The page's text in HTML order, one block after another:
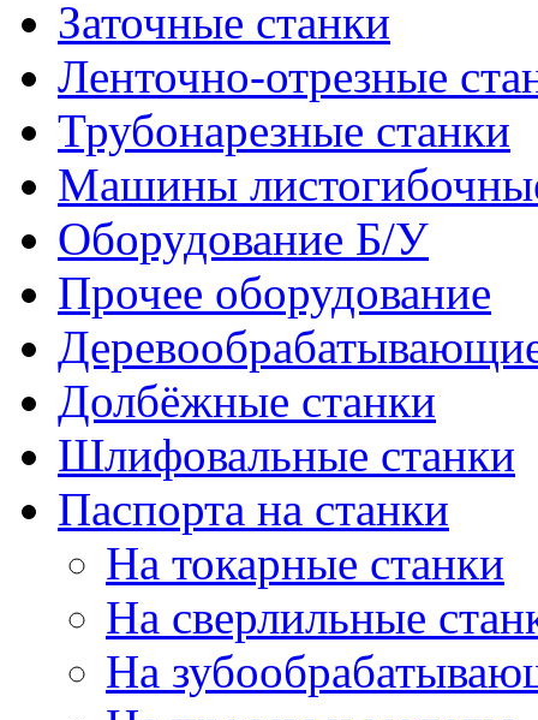
Заточные станки
Ленточно-отрезные
Трубонарезные станки
Машины
Оборудование Б/У
Прочее оборудование
Долбёжные станки
Шлифовальные станки
Паспорта на станки
На токарные станки
На сверлильные
На